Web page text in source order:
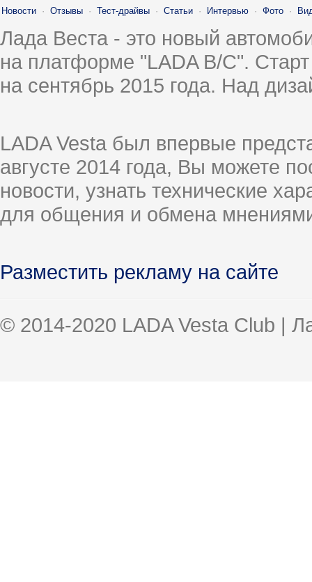
Новости · Отзывы · Тест-драйвы · Статьи · Интервью · Фото ·
Лада Веста - это новый
на платформе "LADA B/C".
на сентябрь 2015 года. Над
LADA Vesta был впервые
августе 2014 года, Вы можете
новости, узнать технические
для общения и обмена
Разместить рекламу на сайте
© 2014-2020 LADA Vesta Club |